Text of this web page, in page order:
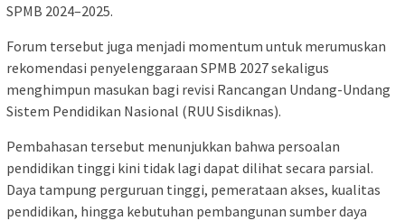
SPMB 2024–2025.
Forum tersebut juga menjadi momentum untuk merumuskan
rekomendasi penyelenggaraan SPMB 2027 sekaligus
menghimpun masukan bagi revisi Rancangan Undang-Undang
Sistem Pendidikan Nasional (RUU Sisdiknas).
Pembahasan tersebut menunjukkan bahwa persoalan
pendidikan tinggi kini tidak lagi dapat dilihat secara parsial.
Daya tampung perguruan tinggi, pemerataan akses, kualitas
pendidikan, hingga kebutuhan pembangunan sumber daya